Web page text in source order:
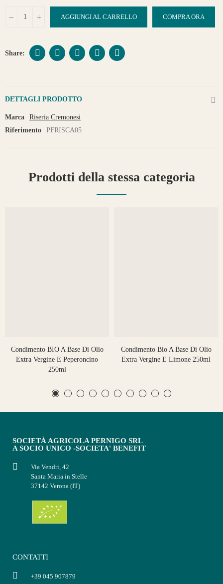
AGGIUNGI AL CARRELLO COMPRA ORA
DETTAGLI PRODOTTO
Marca
Riseria Cremonesi
Riferimento
PFRISCA05
Prodotti della stessa categoria
Condimento BIO A Base Di Olio
Extra Vergine E Peperoncino
250ml
Condimento Bio A Base Di Olio
Extra Vergine E Limone 250ml
SOCIETÀ AGRICOLA PERNIGO SRL
A SOCIO UNICO -SOCIETA' BENEFIT
Via Vendri, 42
Santa Maria in Stelle
37142 Verona (IT)
CONTATTI
+39 045 907879